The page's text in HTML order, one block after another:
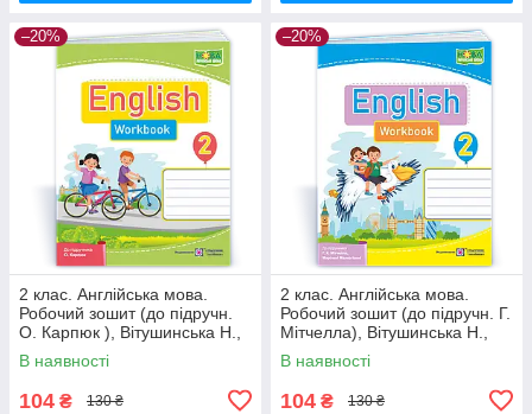
–20%
2 клас. Англійська мова.
Робочий зошит (до підручн.
О. Карпюк ), Вітушинська Н.,
Косован О. ПІП
В наявності
104 ₴ 130 ₴
–20%
2 клас. Англійська мова.
Робочий зошит (до підручн. Г.
Мітчелла), Вітушинська Н.,
Косован О. ПІП
В наявності
104 ₴ 130 ₴